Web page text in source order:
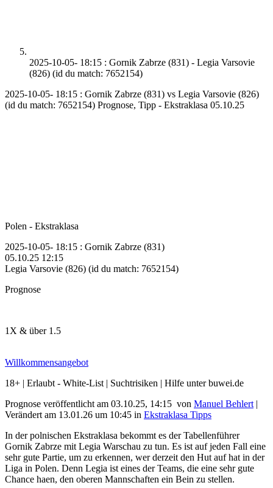
2025-10-05- 18:15 : Gornik Zabrze (831) - Legia Varsovie
(826) (id du match: 7652154)
2025-10-05- 18:15 : Gornik Zabrze (831) vs Legia Varsovie (826)
(id du match: 7652154) Prognose, Tipp - Ekstraklasa 05.10.25
Polen - Ekstraklasa
2025-10-05- 18:15 : Gornik Zabrze (831)
05.10.25 12:15
Legia Varsovie (826) (id du match: 7652154)
Prognose
1X & über 1.5
Willkommensangebot
18+ | Erlaubt - White-List | Suchtrisiken | Hilfe unter buwei.de
Prognose veröffentlicht am 03.10.25, 14:15 von Manuel Behlert |
Verändert am 13.01.26 um 10:45 in Ekstraklasa Tipps
In der polnischen Ekstraklasa bekommt es der Tabellenführer
Gornik Zabrze mit Legia Warschau zu tun. Es ist auf jeden Fall eine
sehr gute Partie, um zu erkennen, wer derzeit den Hut auf hat in der
Liga in Polen. Denn Legia ist eines der Teams, die eine sehr gute
Chance haen, den oberen Mannschaften ein Bein zu stellen.